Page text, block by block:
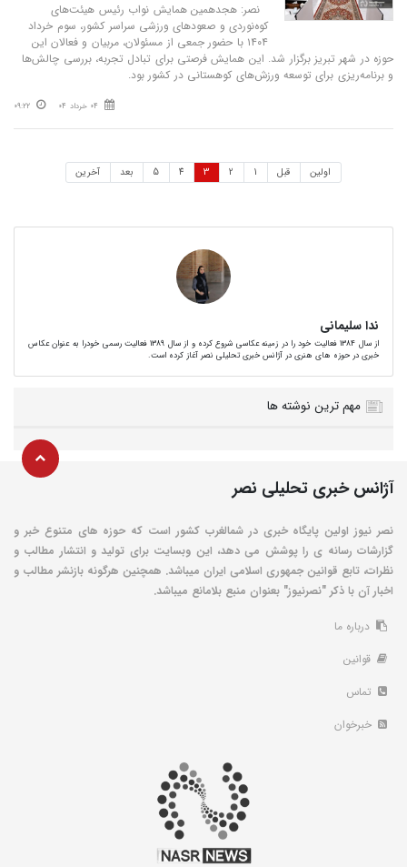
نصر: هجدهمین همایش نواب رئیس هیئت‌های
کوه‌نوردی و صعودهای ورزشی سراسر کشور، سوم خرداد
۱۴۰۴ با حضور جمعی از مسئولان، مربیان و فعالان این
حوزه در شهر تبریز برگزار شد. این همایش فرصتی برای تبادل تجربه، بررسی چالش‌ها
و برنامه‌ریزی برای توسعه ورزش‌های کوهستانی در کشور بود.
04 خرداد 04 09:22
اولین قبل 1
2
3
4
5 بعد آخرین
ندا سلیمانی
از سال 1384 فعالیت خود را در زمینه عکاسی شروع کرده و از سال 1389 فعالیت رسمی خودرا به عنوان عکاس
خبری در حوزه های هنری در آژانس خبری تحلیلی نصر آغاز کرده است.
مهم ترین نوشته ها
آژانس خبری تحلیلی نصر
نصر نیوز اولین پایگاه خبری در شمالغرب کشور است که حوزه های متنوع خبر و
گزارشات رسانه ی را پوشش می دهد، این وبسایت برای تولید و انتشار مطالب و
نظرات، تابع قوانین جمهوری اسلامی ایران میباشد. همچنین هرگونه بازنشر مطالب و
اخبار آن با ذکر "نصرنیوز" بعنوان منبع بلامانع میباشد.
درباره ما
قوانین
تماس
خبرخوان